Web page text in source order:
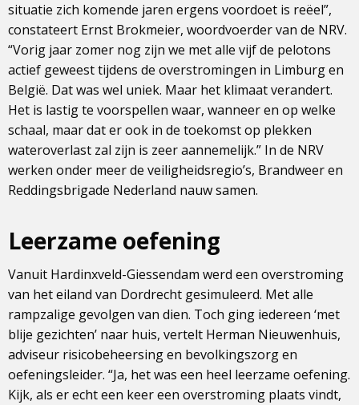
situatie zich komende jaren ergens voordoet is reëel”,
constateert Ernst Brokmeier, woordvoerder van de NRV.
“Vorig jaar zomer nog zijn we met alle vijf de pelotons
actief geweest tijdens de overstromingen in Limburg en
België. Dat was wel uniek. Maar het klimaat verandert.
Het is lastig te voorspellen waar, wanneer en op welke
schaal, maar dat er ook in de toekomst op plekken
wateroverlast zal zijn is zeer aannemelijk.” In de NRV
werken onder meer de veiligheidsregio’s, Brandweer en
Reddingsbrigade Nederland nauw samen.
Leerzame oefening
Vanuit Hardinxveld-Giessendam werd een overstroming
van het eiland van Dordrecht gesimuleerd. Met alle
rampzalige gevolgen van dien. Toch ging iedereen ‘met
blije gezichten’ naar huis, vertelt Herman Nieuwenhuis,
adviseur risicobeheersing en bevolkingszorg en
oefeningsleider. “Ja, het was een heel leerzame oefening.
Kijk, als er echt een keer een overstroming plaats vindt,